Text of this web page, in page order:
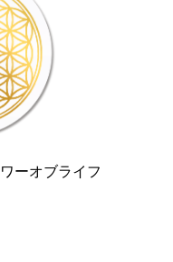
ーオブライフ